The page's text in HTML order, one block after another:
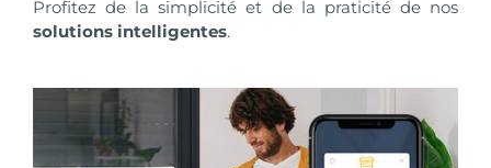
Profitez de la simplicité et de la praticité de nos
solutions intelligentes.